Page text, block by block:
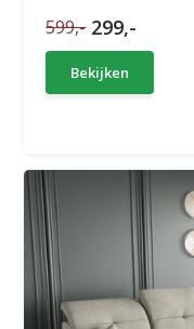
599,- 299,-
Bekijken